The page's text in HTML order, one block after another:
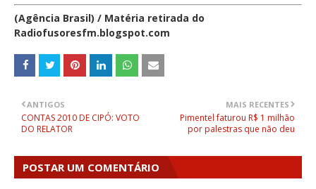
(Agência Brasil) / Matéria retirada do
Radiofusoresfm.blogspot.com
MAIS RECENTES
Pimentel faturou R$ 1 milhão
por palestras que não deu
ANTIGOS
CONTAS 2010 DE CIPÓ: VOTO
DO RELATOR
POSTAR UM COMENTÁRIO